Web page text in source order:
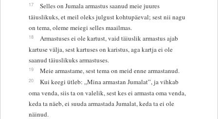
17
Selles on Jumala armastus saanud meie juures
täiuslikuks, et meil oleks julgust kohtupäeval; sest nii nagu
on tema, oleme meiegi selles maailmas.
18
Armastuses ei ole kartust, vaid täiuslik armastus ajab
kartuse välja, sest kartuses on karistus, aga kartja ei ole
saanud täiuslikuks armastuses.
19 Meie armastame, sest tema on meid enne armastanud.
20
Kui keegi ütleb: „Mina armastan Jumalat”, ja vihkab
oma venda, siis ta on valelik, sest kes ei armasta oma venda,
keda ta näeb, ei suuda armastada Jumalat, keda ta ei ole
näinud.